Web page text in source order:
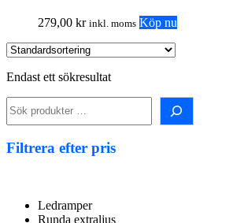
279,00 kr inkl. moms Köp nu
Endast ett sökresultat
Filtrera efter pris
Ledramper
Runda extraljus